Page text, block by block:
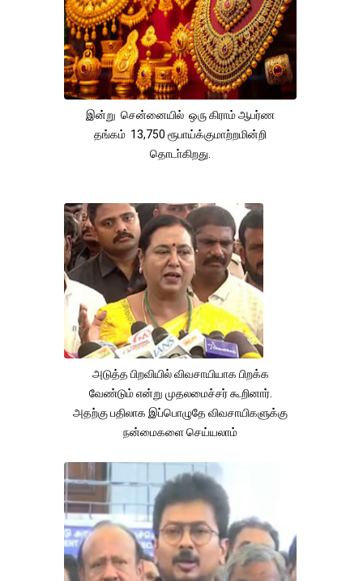
இன்று சென்னையில் ஒரு கிராம் ஆபர்ண
தங்கம் 13,750 ரூபாய்க்குமாற்றமின்றி
தொடா்கிறது.
அடுத்த பிறவியில் விவசாயியாக பிறக்க
வேண்டும் என்று முதலமைச்சர் கூறினார்.
அதற்கு பதிலாக இப்பொழுதே விவசாயிகளுக்கு
நன்மைகளை செய்யலாம்